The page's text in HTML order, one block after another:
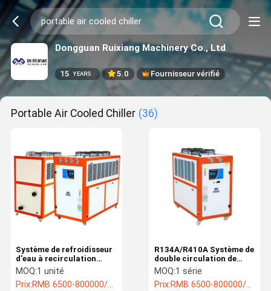
Dongguan Ruixiang Machinery Co., Ltd
15 YEARS 5.0 Fournisseur vérifié
Portable Air Cooled Chiller (36)
Système de refroidisseur
d'eau à recirculation
automatique de 12 ch
MOQ:1 unité
Prix:RMB 6500-800000/PC
R134A/R410A Système de
double circulation de
refroidisseur d'eau
portable
MOQ:1 série
Prix:RMB 6500-800000/PC